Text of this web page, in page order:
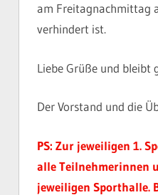
am Freitagnachmittag
verhindert ist.
Liebe Grüße und bleibt
Der Vorstand und die
PS: Zur jeweiligen 1.
alle Teilnehmerinnen
jeweiligen Sporthalle.